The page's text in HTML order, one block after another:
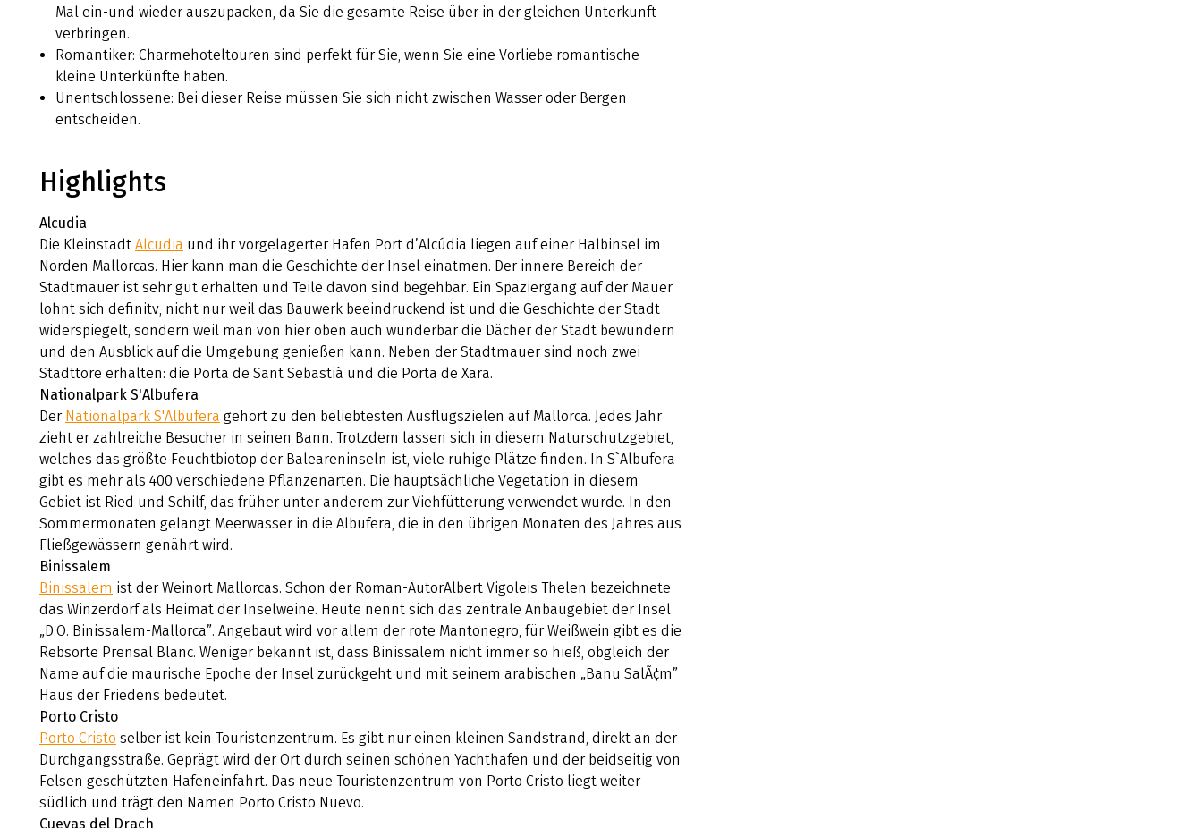
Mal ein-und wieder auszupacken, da Sie die gesamte Reise über in der gleichen Unterkunft
verbringen.
Romantiker: Charmehoteltouren sind perfekt für Sie, wenn Sie eine Vorliebe romantische
kleine Unterkünfte haben.
Unentschlossene: Bei dieser Reise müssen Sie sich nicht zwischen Wasser oder Bergen
entscheiden.
Highlights
Alcudia
Die KleinstadtAlcudia und ihr vorgelagerter Hafen Port d’Alcúdia liegen auf einer Halbinsel im
Norden Mallorcas. Hier kann man die Geschichte der Insel einatmen. Der innere Bereich der
Stadtmauer ist sehr gut erhalten und Teile davon sind begehbar. Ein Spaziergang auf der Mauer
lohnt sich definitv, nicht nur weil das Bauwerk beeindruckend ist und die Geschichte der Stadt
widerspiegelt, sondern weil man von hier oben auch wunderbar die Dächer der Stadt bewundern
und den Ausblick auf die Umgebung genießen kann. Neben der Stadtmauer sind noch zwei
Stadttore erhalten: die Porta de Sant Sebastià und die Porta de Xara.
Nationalpark S'Albufera
Der Nationalpark S'Albufera gehört zu den beliebtesten Ausflugszielen auf Mallorca. Jedes Jahr
zieht er zahlreiche Besucher in seinen Bann. Trotzdem lassen sich in diesem Naturschutzgebiet,
welches das größte Feuchtbiotop der Baleareninseln ist, viele ruhige Plätze finden. In S`Albufera
gibt es mehr als 400 verschiedene Pflanzenarten. Die hauptsächliche Vegetation in diesem
Gebiet ist Ried und Schilf, das früher unter anderem zur Viehfütterung verwendet wurde. In den
Sommermonaten gelangt Meerwasser in die Albufera, die in den übrigen Monaten des Jahres aus
Fließgewässern genährt wird.
Binissalem
Binissalem ist der Weinort Mallorcas. Schon der Roman-AutorAlbert Vigoleis Thelen bezeichnete
das Winzerdorf als Heimat der Inselweine. Heute nennt sich das zentrale Anbaugebiet der Insel
„D.O. Binissalem-Mallorca”. Angebaut wird vor allem der rote Mantonegro, für Weißwein gibt es die
Rebsorte Prensal Blanc. Weniger bekannt ist, dass Binissalem nicht immer so hieß, obgleich der
Name auf die maurische Epoche der Insel zurückgeht und mit seinem arabischen „Banu SalÃ¢m”
Haus der Friedens bedeutet.
Porto Cristo
Porto Cristo selber ist kein Touristenzentrum. Es gibt nur einen kleinen Sandstrand, direkt an der
Durchgangsstraße. Geprägt wird der Ort durch seinen schönen Yachthafen und der beidseitig von
Felsen geschützten Hafeneinfahrt. Das neue Touristenzentrum von Porto Cristo liegt weiter
südlich und trägt den Namen Porto Cristo Nuevo.
Cuevas del Drach